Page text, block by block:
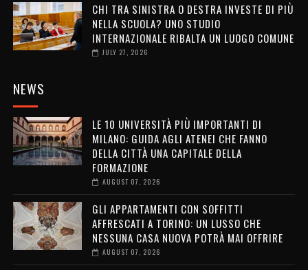
CHI TRA SINISTRA O DESTRA INVESTE DI PIÙ
NELLA SCUOLA? UNO STUDIO
INTERNAZIONALE RIBALTA UN LUOGO COMUNE
JULY 27, 2026
NEWS
LE 10 UNIVERSITÀ PIÙ IMPORTANTI DI
MILANO: GUIDA AGLI ATENEI CHE FANNO
DELLA CITTÀ UNA CAPITALE DELLA
FORMAZIONE
AUGUST 07, 2026
GLI APPARTAMENTI CON SOFFITTI
AFFRESCATI A TORINO: UN LUSSO CHE
NESSUNA CASA NUOVA POTRÀ MAI OFFRIRE
AUGUST 07, 2026